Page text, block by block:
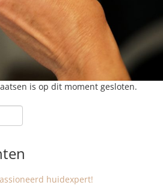
is op dit moment gesloten.
huidexpert!